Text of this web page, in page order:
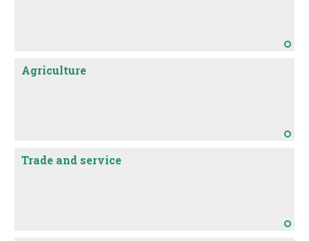
Agriculture
Trade and service